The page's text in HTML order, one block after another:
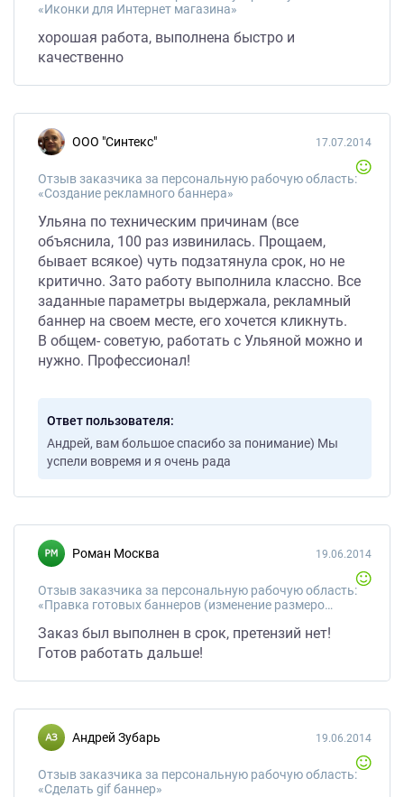
«Иконки для Интернет магазина»
хорошая работа, выполнена быстро и
качественно
ООО "Синтекс"
Отзыв заказчика за персональную рабочую область:
«Создание рекламного баннера»
17.07.2014
Ульяна по техническим причинам (все
объяснила, 100 раз извинилась. Прощаем,
бывает всякое) чуть подзатянула срок, но не
критично. Зато работу выполнила классно. Все
заданные параметры выдержала, рекламный
баннер на своем месте, его хочется кликнуть.
В общем- советую, работать с Ульяной можно и
нужно. Профессионал!
Ответ пользователя
Андрей, вам большое спасибо за понимание) Мы
успели вовремя и я очень рада
Роман Москва
Отзыв заказчика за персональную рабочую область:
«Правка готовых баннеров (изменение размеров)»
19.06.2014
Заказ был выполнен в срок, претензий нет!
Готов работать дальше!
Андрей Зубарь
Отзыв заказчика за персональную рабочую область:
«Сделать gif баннер»
19.06.2014